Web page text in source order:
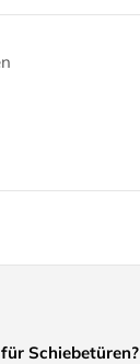
Schiebetüren?